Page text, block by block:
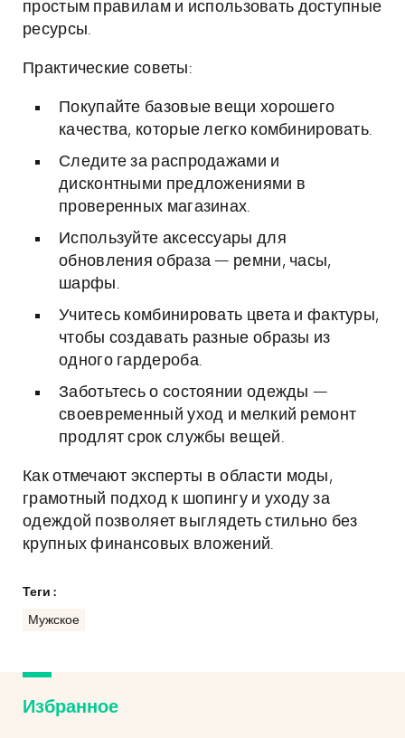
простым правилам и использовать доступные
ресурсы.
Практические советы:
Покупайте базовые вещи хорошего
качества, которые легко комбинировать.
Следите за распродажами и
дисконтными предложениями в
проверенных магазинах.
Используйте аксессуары для
обновления образа — ремни, часы,
шарфы.
Учитесь комбинировать цвета и фактуры,
чтобы создавать разные образы из
одного гардероба.
Заботьтесь о состоянии одежды —
своевременный уход и мелкий ремонт
продлят срок службы вещей.
Как отмечают эксперты в области моды,
грамотный подход к шопингу и уходу за
одеждой позволяет выглядеть стильно без
крупных финансовых вложений.
Теги :
Мужское
Избранное